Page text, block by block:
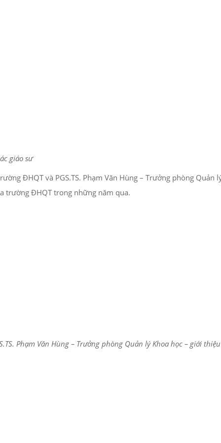
giáo sư
ĐHQT và PGS.TS. Phạm Văn Hùng – Trưởng phòng Quản
trường ĐHQT trong những năm qua.
Phạm Văn Hùng – Trưởng phòng Quản lý Khoa học – giới